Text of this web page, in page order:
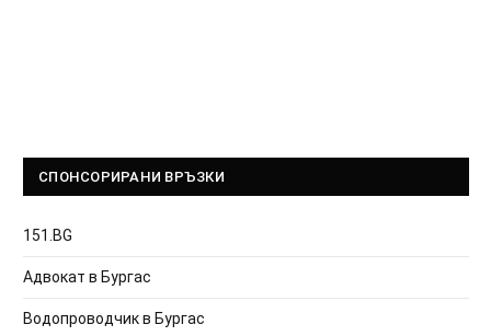
СПОНСОРИРАНИ ВРЪЗКИ
151.BG
Адвокат в Бургас
Водопроводчик в Бургас